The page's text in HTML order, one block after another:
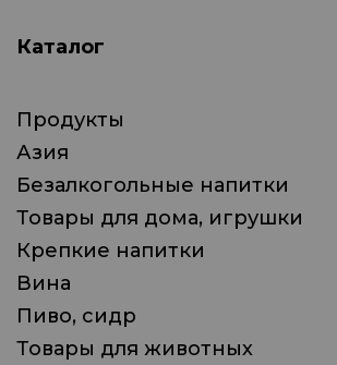
Каталог
Продукты
Азия
Безалкогольные напитки
Товары для дома, игрушки
Крепкие напитки
Вина
Пиво, сидр
Товары для животных